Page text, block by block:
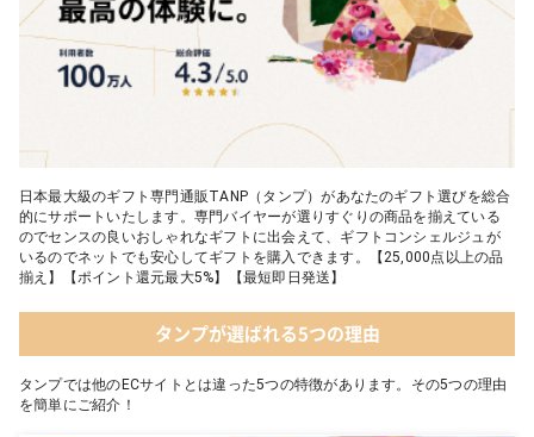
日本最大級のギフト専門通販TANP（タンプ）があなたのギフト選びを総合
的にサポートいたします。専門バイヤーが選りすぐりの商品を揃えている
のでセンスの良いおしゃれなギフトに出会えて、ギフトコンシェルジュが
いるのでネットでも安心してギフトを購入できます。【25,000点以上の品
揃え】【ポイント還元最大5%】【最短即日発送】
タンプが選ばれる5つの理由
タンプでは他のECサイトとは違った5つの特徴があります。その5つの理由
を簡単にご紹介！